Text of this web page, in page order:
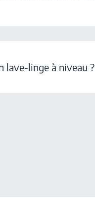
lave-linge à niveau ?